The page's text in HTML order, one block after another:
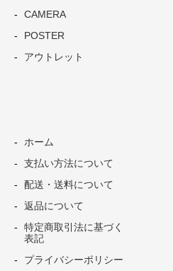
CAMERA
POSTER
アウトレット
ホーム
支払い方法について
配送・送料について
返品について
特定商取引法に基づく
表記
プライバシーポリシー